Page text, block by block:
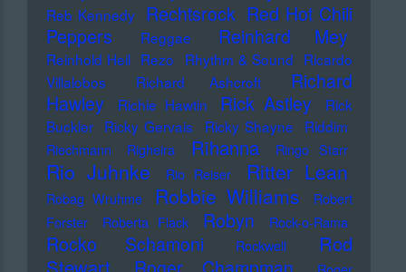
Reb Kennedy Rechtsrock Red Hot Chili
Peppers
Reggae Reinhard Mey
Reinhold Heil Rezo Rhythm & Sound Ricardo
Villalobos
Richard Ashcroft
Richard
Hawley
Richie Hawtin Rick Astley
Rick
Buckler
Ricky Gervais Ricky Shayne Riddim
Riechmann Righeira Rihanna Ringo Starr
Rio Juhnke Rio Reiser Ritter Lean
Robag Wruhme Robbie Williams
Robert
Forster
Roberta Flack Robyn Rock-o-Rama
Rocko Schamoni Rockwell
Rod